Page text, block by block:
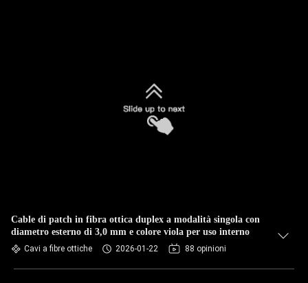
Cable di patch in fibra ottica duplex a modalità singola con
diametro esterno di 3,0 mm e colore viola per uso interno
Cavi a fibre ottiche 2026-01-22 88 opinioni